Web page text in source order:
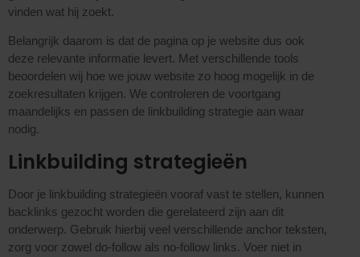
vinden wat hij zoekt.
Belangrijk daarom is dat de pagina op je website dus ook
deze relevante informatie levert. Met verschillende tools
beoordelen wij hoe we jouw website zo hoog mogelijk in de
zoekresultaten krijgen. We controleren de voortgang
maandelijks en passen de linkbuilding strategie aan waar
nodig.
Linkbuilding strategieën
Door je linkbuilding strategieën vooraf vast te stellen, kunnen
backlinks gezocht worden die gerelateerd zijn aan dit
onderwerp. Gebruik hierbij veel verschillende anchor teksten,
zorg voor zowel do-follow als no-follow links. Voer niet in